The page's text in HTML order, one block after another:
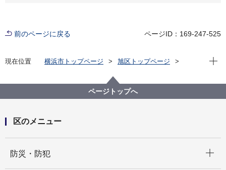
前のページに戻る ページID：169-247-525
現在位置 横浜市トップページ
旭区トップページ
害虫・ネズミの駆除相談
現在
ページトップへ
区のメニュー
防災・防犯